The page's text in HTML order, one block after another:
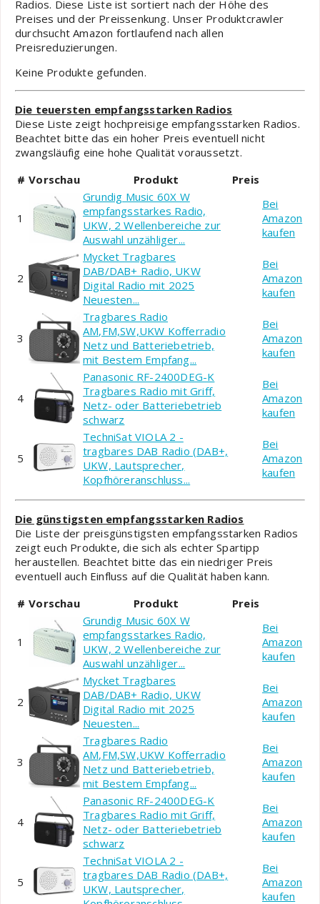
Radios. Diese Liste ist sortiert nach der Höhe des
Preises und der Preissenkung. Unser Produktcrawler
durchsucht Amazon fortlaufend nach allen
Preisreduzierungen.
Keine Produkte gefunden.
Die teuersten empfangsstarken Radios
Diese Liste zeigt hochpreisige empfangsstarken Radios.
Beachtet bitte das ein hoher Preis eventuell nicht
zwangsläufig eine hohe Qualität voraussetzt.
# Vorschau Produkt Preis
1
Grundig Music 60X W
empfangsstarkes Radio,
UKW, 2 Wellenbereiche zur
Auswahl unzähliger...
Bei
Amazon
kaufen
2
Mycket Tragbares
DAB/DAB+ Radio, UKW
Digital Radio mit 2025
Neuesten...
Bei
Amazon
kaufen
3
Tragbares Radio
AM,FM,SW,UKW Kofferradio
Netz und Batteriebetrieb,
mit Bestem Empfang...
Bei
Amazon
kaufen
4
Panasonic RF-2400DEG-K
Tragbares Radio mit Griff,
Netz- oder Batteriebetrieb
schwarz
Bei
Amazon
kaufen
5
TechniSat VIOLA 2 -
tragbares DAB Radio (DAB+,
UKW, Lautsprecher,
Kopfhöreranschluss...
Bei
Amazon
kaufen
Die günstigsten empfangsstarken Radios
Die Liste der preisgünstigsten empfangsstarken Radios
zeigt euch Produkte, die sich als echter Spartipp
heraustellen. Beachtet bitte das ein niedriger Preis
eventuell auch Einfluss auf die Qualität haben kann.
# Vorschau Produkt Preis
1
Grundig Music 60X W
empfangsstarkes Radio,
UKW, 2 Wellenbereiche zur
Auswahl unzähliger...
Bei
Amazon
kaufen
2
Mycket Tragbares
DAB/DAB+ Radio, UKW
Digital Radio mit 2025
Neuesten...
Bei
Amazon
kaufen
3
Tragbares Radio
AM,FM,SW,UKW Kofferradio
Netz und Batteriebetrieb,
mit Bestem Empfang...
Bei
Amazon
kaufen
4
Panasonic RF-2400DEG-K
Tragbares Radio mit Griff,
Netz- oder Batteriebetrieb
schwarz
Bei
Amazon
kaufen
5
TechniSat VIOLA 2 -
tragbares DAB Radio (DAB+,
UKW, Lautsprecher,
Bei
Amazon
kaufen